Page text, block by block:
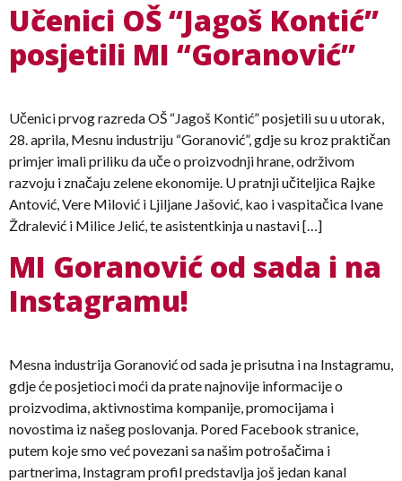
Učenici OŠ “Jagoš Kontić”
posjetili MI “Goranović”
Učenici prvog razreda OŠ “Jagoš Kontić” posjetili su u utorak,
28. aprila, Mesnu industriju “Goranović”, gdje su kroz praktičan
primjer imali priliku da uče o proizvodnji hrane, održivom
razvoju i značaju zelene ekonomije. U pratnji učiteljica Rajke
Antović, Vere Milović i Ljiljane Jašović, kao i vaspitačica Ivane
Ždralević i Milice Jelić, te asistentkinja u nastavi […]
MI Goranović od sada i na
Instagramu!
Mesna industrija Goranović od sada je prisutna i na Instagramu,
gdje će posjetioci moći da prate najnovije informacije o
proizvodima, aktivnostima kompanije, promocijama i
novostima iz našeg poslovanja. Pored Facebook stranice,
putem koje smo već povezani sa našim potrošačima i
partnerima, Instagram profil predstavlja još jedan kanal